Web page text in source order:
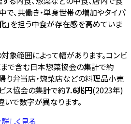
で、共働き・単身世帯の増加やタイパ
」を担う中食が存在感を高めていま
象範囲によって幅があります。コンビ
で含む日本惣菜協会の集計で約
り弁当店・惣菜店などの料理品小売
ス協会の集計で約7.6兆円(2023年)
で数字が異なります。
しく見る